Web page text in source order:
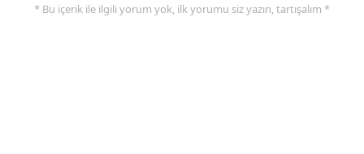
* Bu içerik ile ilgili yorum yok, ilk yorumu siz yazın, tartışalım *